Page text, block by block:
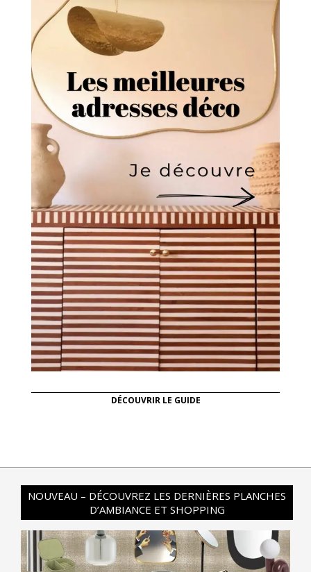
DÉCOUVRIR LE GUIDE
NOUVEAU – DÉCOUVREZ LES DERNIÈRES PLANCHES
D’AMBIANCE ET SHOPPING